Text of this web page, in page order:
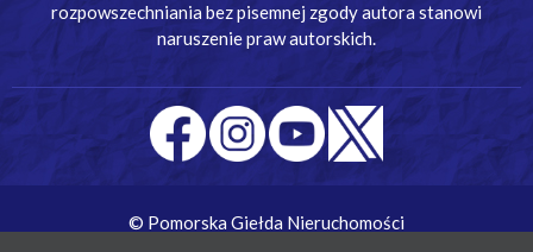
rozpowszechniania bez pisemnej zgody autora stanowi
naruszenie praw autorskich.
© Pomorska Giełda Nieruchomości